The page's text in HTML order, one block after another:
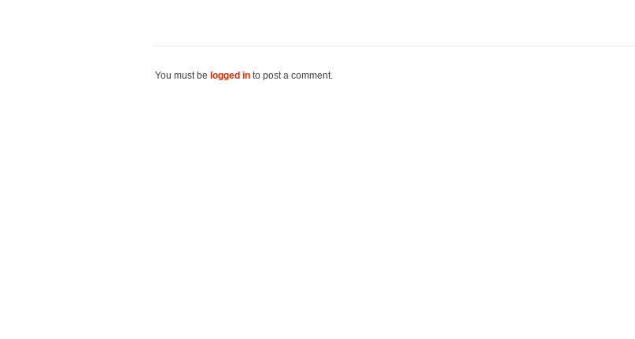
You must be logged in to post a comment.